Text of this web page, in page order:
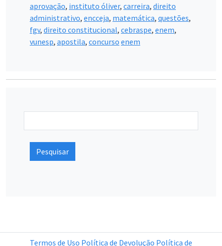
aprovação, instituto óliver, carreira, direito
administrativo, encceja, matemática, questões,
fgv, direito constitucional, cebraspe, enem,
vunesp, apostila, concurso enem
Pesquisar
Termos de Uso Política de Devolução Política de